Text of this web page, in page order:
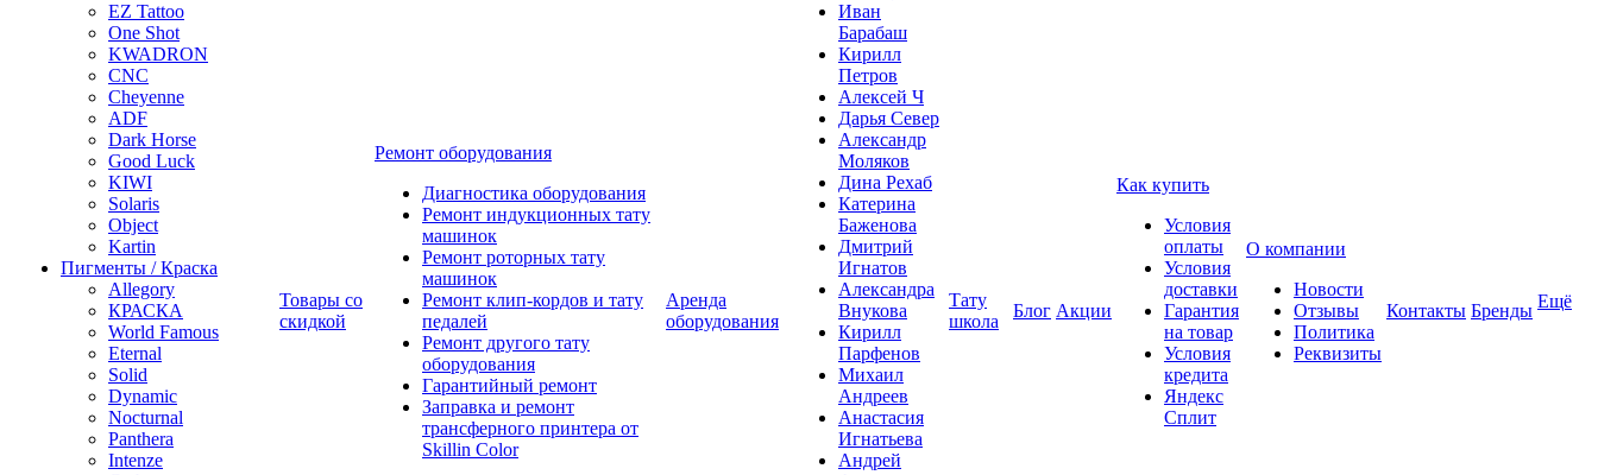
EZ Tattoo
One Shot
KWADRON
CNC
Cheyenne
ADF
Dark Horse
Good Luck
KIWI
Solaris
Object
Kartin
Пигменты / Краска
Allegory
КРАСКА
World Famous
Eternal
Solid
Dynamic
Nocturnal
Panthera
Intenze
Товары со
скидкой
Ремонт оборудования
Диагностика оборудования
Ремонт индукционных тату
машинок
Ремонт роторных тату
машинок
Ремонт клип-кордов и тату
педалей
Ремонт другого тату
оборудования
Гарантийный ремонт
Заправка и ремонт
трансферного принтера от
Skillin Color
Аренда
оборудования
Иван
Барабаш
Кирилл
Петров
Алексей Ч
Дарья Север
Александр
Моляков
Дина Рехаб
Катерина
Баженова
Дмитрий
Игнатов
Александра
Внукова
Кирилл
Парфенов
Михаил
Андреев
Анастасия
Игнатьева
Андрей
Тату
школа
Блог Акции
Как купить
Условия
оплаты
Условия
доставки
Гарантия
на товар
Условия
кредита
Яндекс
Сплит
О компании
Новости
Отзывы
Политика
Реквизиты
Контакты Бренды Ещё